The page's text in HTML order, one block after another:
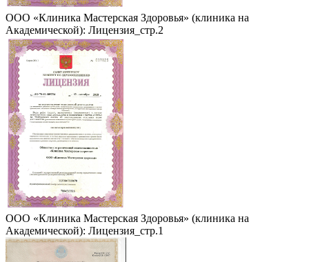
ООО «Клиника Мастерская Здоровья» (клиника на
Академической): Лицензия_стр.2
ООО «Клиника Мастерская Здоровья» (клиника на
Академической): Лицензия_стр.1